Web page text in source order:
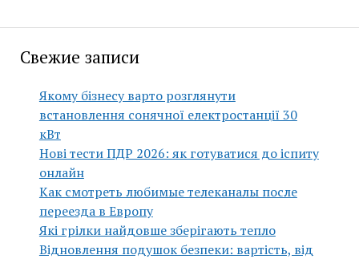
Свежие записи
Якому бізнесу варто розглянути
встановлення сонячної електростанції 30
кВт
Нові тести ПДР 2026: як готуватися до іспиту
онлайн
Как смотреть любимые телеканалы после
переезда в Европу
Які грілки найдовше зберігають тепло
Відновлення подушок безпеки: вартість, від